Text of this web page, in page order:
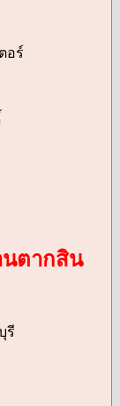
อร์
นตากสิน
รี